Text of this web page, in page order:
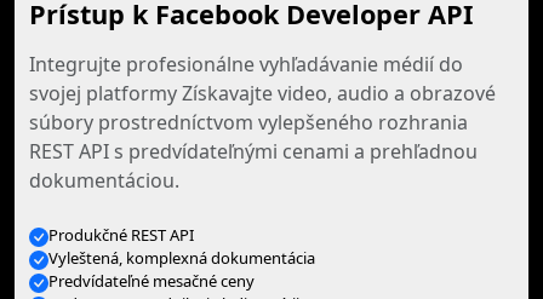
Prístup k Facebook Developer API
Integrujte profesionálne vyhľadávanie médií do
svojej platformy Získavajte video, audio a obrazové
súbory prostredníctvom vylepšeného rozhrania
REST API s predvídateľnými cenami a prehľadnou
dokumentáciou.
Produkčné REST API
Vyleštená, komplexná dokumentácia
Predvídateľné mesačné ceny